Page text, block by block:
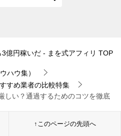
億円稼いだ - まを式アフィリ TOP
ハウ集）
すめ業者の比較特集
しい？通過するためのコツを徹底
↑このページの先頭へ